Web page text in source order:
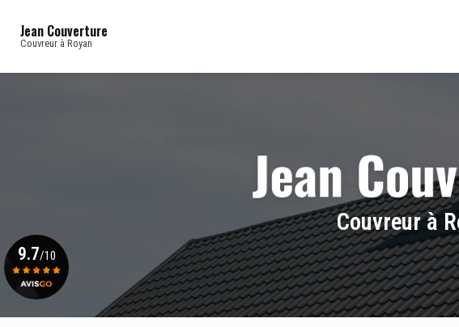
contenu
Jean Couverture
Couvreur à Royan
Couvreur à
9.7/10